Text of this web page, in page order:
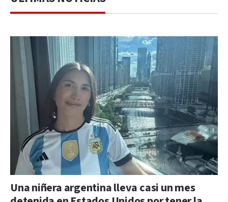
Una niñera argentina lleva casi un mes